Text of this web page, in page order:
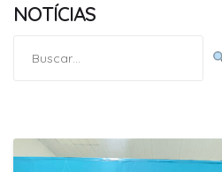
NOTÍCIAS
por: